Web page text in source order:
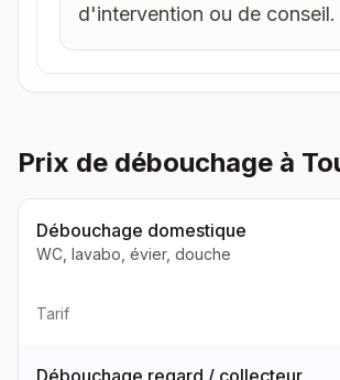
d'intervention ou de conseil.
Prix de débouchage à
Débouchage domestique
WC, lavabo, évier, douche
Tarif
Débouchage regard / collecteur